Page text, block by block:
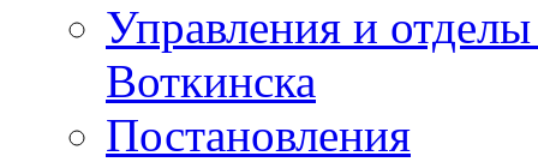
Управления и
Воткинска
Постановления